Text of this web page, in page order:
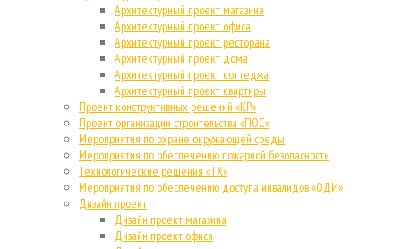
Архитектурный проект магазина
Архитектурный проект офиса
Архитектурный проект ресторана
Архитектурный проект дома
Архитектурный проект коттеджа
Архитектурный проект квартиры
Проект конструктивных решений «КР»
Проект организации строительства «ПОС»
Мероприятия по охране окружающей среды
Мероприятия по обеспечению пожарной безопасности
Технологические решения «ТХ»
Мероприятия по обеспечению доступа инвалидов «ОДИ»
Дизайн проект
Дизайн проект магазина
Дизайн проект офиса